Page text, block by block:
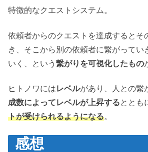
特徴的なクエストシステム。
依頼者からのクエストを達成するとそ
き、そこから別の依頼者に繋がってい
いく、という 繋がりを可視化したもの
ヒトノワにはレベルがあり、人との
成数によってレベルが上昇するととも
トが受けられるようになる。
感想